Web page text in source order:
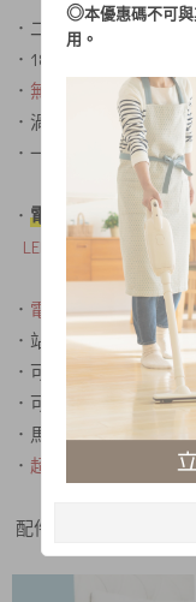
．二用 直立/手持 無線
．18650高效能鋰電池
． 無線吸塵，擺脫電線
．渦輪分離式集塵，吸
．一鍵啟動，二段式吸
． 電動地刷，清掃不
LED燈照明 暗處髒汙
． 電池電量顯示
，輕
．站立型收納，可以隨
．可水洗過濾棉，過
．可水洗集塵杯，免
．馬達過熱保護裝置
． 超多配件，精準清潔
配件：加長管、電動
◎本優惠碼不可
用。